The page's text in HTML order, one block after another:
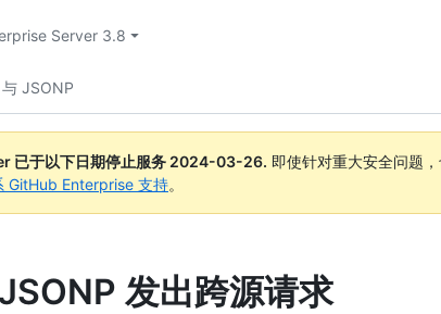
Server 3.8
与 JSONP
已于以下日期停止服务 2024-03-26. 即使针对重大安全问题
GitHub Enterprise 支持。
发出跨源请求